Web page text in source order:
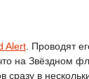
Alert . Проводят
на Звёздном
сразу в